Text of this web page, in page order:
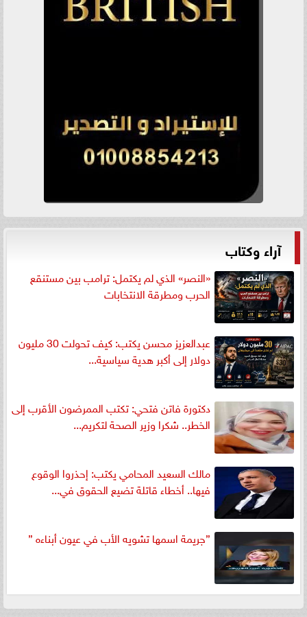
آراء وكتاب
«النصر» الذي لم يكتمل: ترامب بين مستنقع
الحرب ومطرقة الانتخابات
عبدالعزيز محسن يكتب: كيف تحولت 30 مليون
دولار إلى أكبر هدية سياسية...
دكتورة فاتن فتحي: تكتب الممرضون الأقرب إلى
الخطر.. شكرا وزير الصحة لتكريم...
مالك السعيد المحامي يكتب: إحذروا الوقوع
فيها.. أخطاء قاتلة تضيع الحقوق في...
”جريمة اسمها تشويه الأب في عيون أبناءه ”